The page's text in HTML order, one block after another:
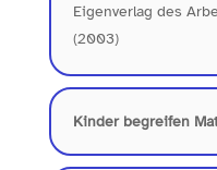
Eigenverlag des
(2003)
Kinder begreifen